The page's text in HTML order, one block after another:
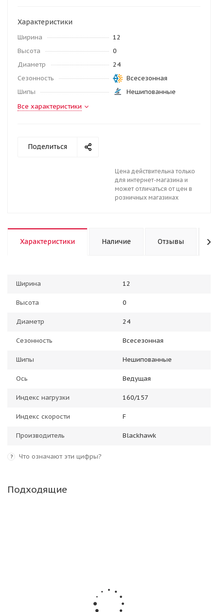
Характеристики
Ширина
12
Высота
0
Диаметр
24
Сезонность
Всесезонная
Шипы
Нешипованные
Все характеристики
Поделиться
Цена действительна только
для интернет-магазина и
может отличаться от цен в
розничных магазинах
Характеристики Наличие Отзывы
Ширина 12
Высота 0
Диаметр 24
Сезонность Всесезонная
Шипы Нешипованные
Ось Ведущая
Индекс нагрузки 160/157
Индекс скорости F
Производитель Blackhawk
? Что означают эти цифры?
Подходящие